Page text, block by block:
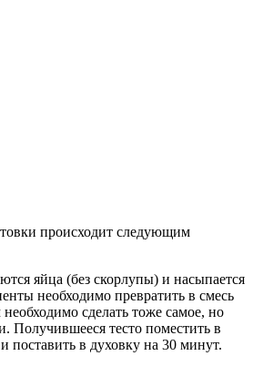
происходит следующим
яйца (без скорлупы) и насыпается
необходимо превратить в смесь
сделать тоже самое, но
Получившееся тесто поместить в
поставить в духовку на 30 минут.